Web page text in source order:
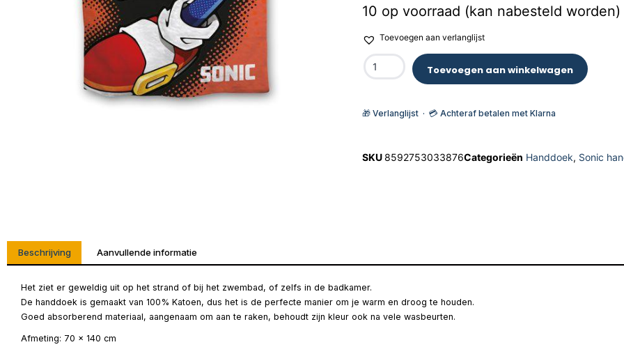
10 op voorraad (kan nabesteld worden)
Toevoegen aan verlanglijst
Toevoegen aan winkelwagen
🎁 Verlanglijst · 💳 Achteraf betalen met Klarna
SKU8592753033876Categorieën Handdoek, Sonic
Beschrijving Aanvullende informatie
Het ziet er geweldig uit op het strand of bij het zwembad, of zelfs in de badkamer.
De handdoek is gemaakt van 100% Katoen, dus het is de perfecte manier om je warm en droog te houden.
Goed absorberend materiaal, aangenaam om aan te raken, behoudt zijn kleur ook na vele wasbeurten.
Afmeting: 70 x 140 cm